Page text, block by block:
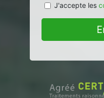
J'accepte les